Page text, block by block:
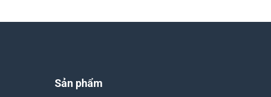
Sản phẩm